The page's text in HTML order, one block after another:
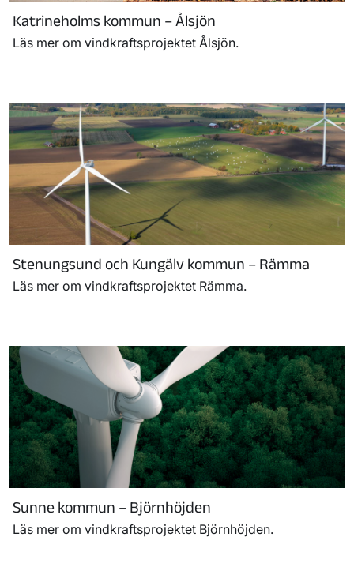
Katrineholms kommun – Ålsjön
Läs mer om vindkraftsprojektet Ålsjön.
Stenungsund och Kungälv kommun – Rämma
Läs mer om vindkraftsprojektet Rämma.
Sunne kommun – Björnhöjden
Läs mer om vindkraftsprojektet Björnhöjden.